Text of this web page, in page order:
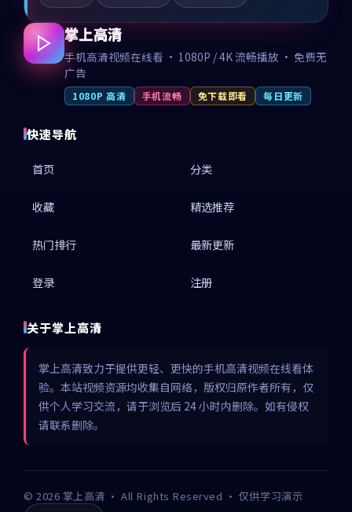
掌上高清
手机高清视频在线看 · 1080P / 4K 流畅播放 · 免费无
广告
1080P 高清 手机流畅 免下载即看 每日更新
快速导航
首页 分类
收藏 精选推荐
热门排行 最新更新
登录 注册
关于掌上高清
掌上高清致力于提供更轻、更快的手机高清视频在线看体
验。本站视频资源均收集自网络，版权归原作者所有，仅
供个人学习交流，请于浏览后 24 小时内删除。如有侵权
请联系删除。
©2026 掌上高清 · All Rights Reserved · 仅供学习演示